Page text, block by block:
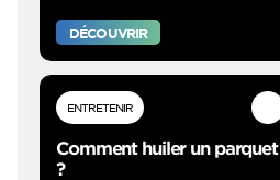
DÉCOUVRIR
ENTRETENIR
Comment huiler un parquet
?